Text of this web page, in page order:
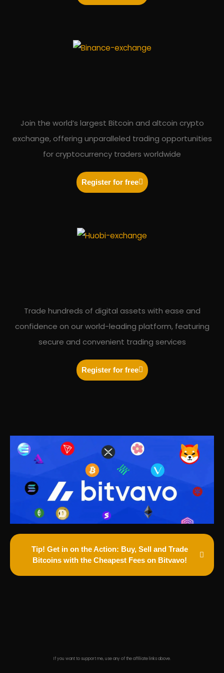
Join the world’s largest Bitcoin and altcoin crypto
exchange, offering unparalleled trading opportunities
for cryptocurrency traders worldwide
Register for free
Trade hundreds of digital assets with ease and
confidence on our world-leading platform, featuring
secure and convenient trading services
Register for free
Tip! Get in on the Action: Buy, Sell and Trade
Bitcoins with the Cheapest Fees on Bitvavo!
If you want to support me, use any of the affiliate links above.